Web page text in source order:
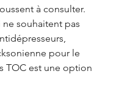
à consulter.
souhaitent pas
pour le
TOC est une option